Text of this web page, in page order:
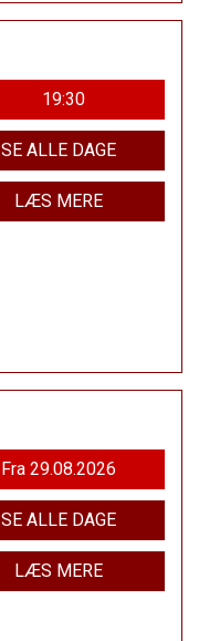
19:30
SE ALLE DAGE
LÆS MERE
Fra 29.08.2026
SE ALLE DAGE
LÆS MERE